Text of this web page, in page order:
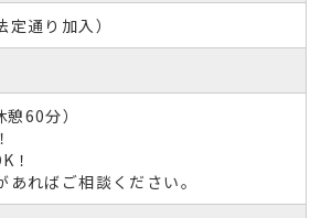
通り加入）
60分）
！
ればご相談ください。